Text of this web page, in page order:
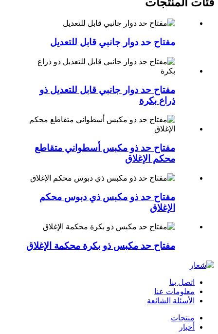
مفتاح حد دوار جانبي قابل للتعديل
مفتاح حد دوار جانبي قابل للتعديل ذو
ذراع بكرة
مفتاح حد ذو مكبس أسطواني متقاطع
محكم الإغلاق
مفتاح حد ذو مكبس ذي دبوس محكم
الإغلاق
مفتاح حد مكبس ذو بكرة محكمة الإغلاق
اتصل بنا
معلومات عنا
الأسئلة الشائعة
منتجات
أخبار